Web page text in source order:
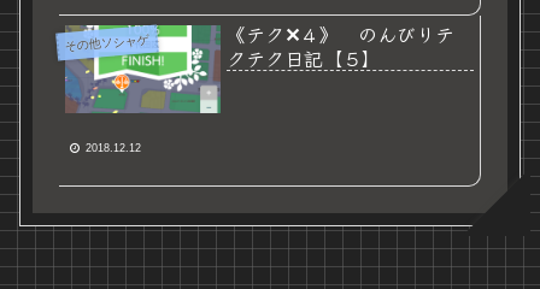
その他ソシャゲ
《テク✕４》 のんびりテ
クテク日記【５】
2018.12.12